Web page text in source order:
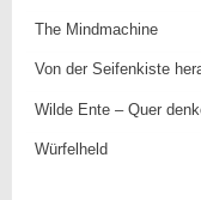
The Mindmachine
Von der Seifenkiste
Wilde Ente – Quer
Würfelheld